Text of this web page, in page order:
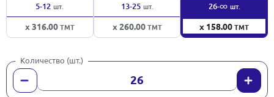
5-12 шт.
x 316.00ТМТ
13-25 шт.
x 260.00ТМТ
26-∞ шт.
x 158.00ТМТ
Количество (шт.)